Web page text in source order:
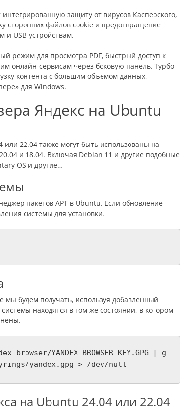
защиту от вирусов Касперского,
сторонних файлов cookie и предотвращение
и USB-устройствам.
режим для просмотра PDF, быстрый доступ к
онлайн-сервисам через боковую панель. Турбо-
контента с большим объемом данных,
для Windows.
Яндекс на Ubuntu
22.04 также могут быть использованы на
и 18.04. Включая Debian 11 и другие подобные
OS и другие…
пакетов APT в Ubuntu. Если обновление
системы для установки.
мы будем получать, используя добавленный
находятся в том же состоянии, в котором
YANDEX-BROWSER-KEY.GPG | g
yandex.gpg > /dev/null
на Ubuntu 24.04 или 22.04